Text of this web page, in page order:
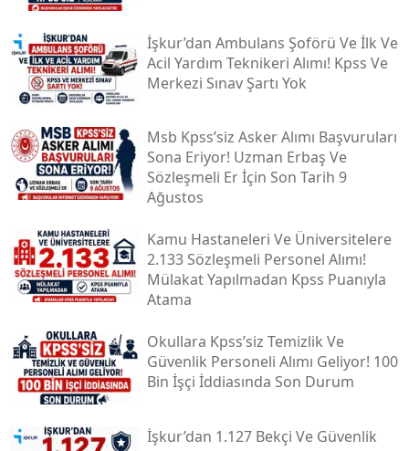
İşkur’dan Ambulans Şoförü Ve İlk Ve
Acil Yardım Teknikeri Alımı! Kpss Ve
Merkezi Sınav Şartı Yok
Msb Kpss’siz Asker Alımı Başvuruları
Sona Eriyor! Uzman Erbaş Ve
Sözleşmeli Er İçin Son Tarih 9
Ağustos
Kamu Hastaneleri Ve Üniversitelere
2.133 Sözleşmeli Personel Alımı!
Mülakat Yapılmadan Kpss Puanıyla
Atama
Okullara Kpss’siz Temizlik Ve
Güvenlik Personeli Alımı Geliyor! 100
Bin İşçi İddiasında Son Durum
İşkur’dan 1.127 Bekçi Ve Güvenlik